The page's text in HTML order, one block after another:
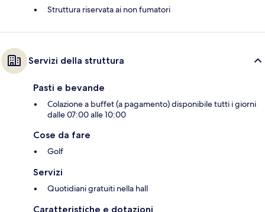
Struttura riservata ai non fumatori
Servizi della struttura
Pasti e bevande
Colazione a buffet (a pagamento) disponibile tutti i giorni
dalle 07:00 alle 10:00
Cose da fare
Golf
Servizi
Quotidiani gratuiti nella hall
Caratteristiche e dotazioni